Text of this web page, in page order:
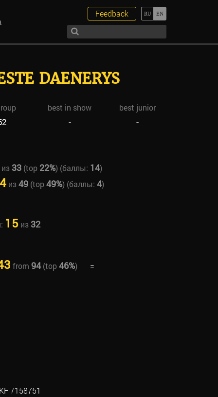
Feedback
DAENERYS
best in show
best junior
- -
33(top 22%) (баллы: 14)
из49(top49%) (баллы: 4)
15из 32
from 94(top46%) =
7158751